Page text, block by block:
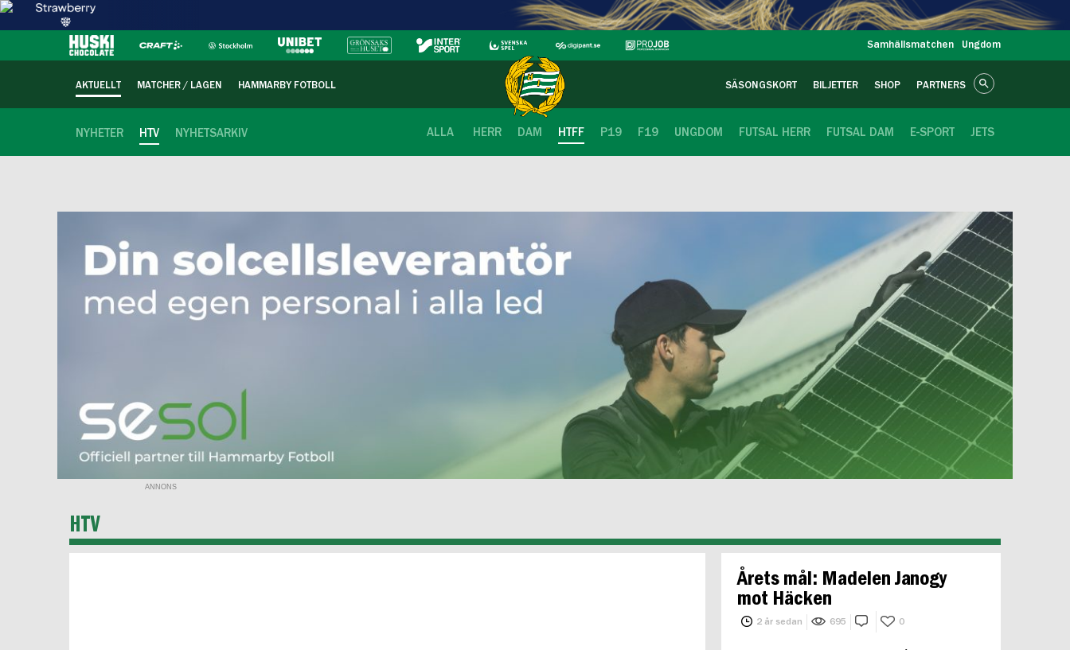
Samhällsmatchen Ungdom
AKTUELLT MATCHER / LAGEN HAMMARBY FOTBOLL SÄSONGSKORT BILJETTER SHOP PARTNERS
NYHETER HTV NYHETSARKIV ALLA HERR DAM HTFF P19 F19 UNGDOM FUTSAL HERR FUTSAL DAM E-SPORT JETS
ANNONS
HTV
Årets mål: Madelen Janogy
mot Häcken
2 år sedan 695 0